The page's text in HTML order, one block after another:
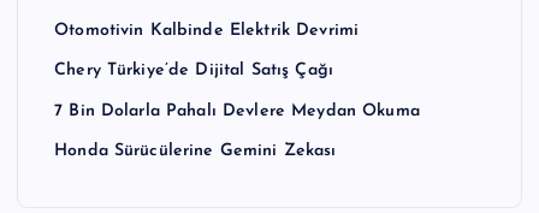
Otomotivin Kalbinde Elektrik Devrimi
Chery Türkiye’de Dijital Satış Çağı
7 Bin Dolarla Pahalı Devlere Meydan Okuma
Honda Sürücülerine Gemini Zekası